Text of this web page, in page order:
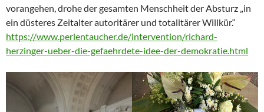
vorangehen, drohe der gesamten Menschheit der Absturz „in
ein düsteres Zeitalter autoritärer und totalitärer Willkür.“
https://www.perlentaucher.de/intervention/richard-
herzinger-ueber-die-gefaehrdete-idee-der-demokratie.html